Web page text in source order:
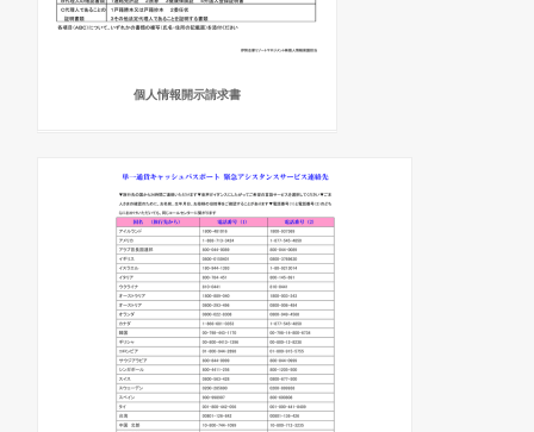
個人情報開示請求書